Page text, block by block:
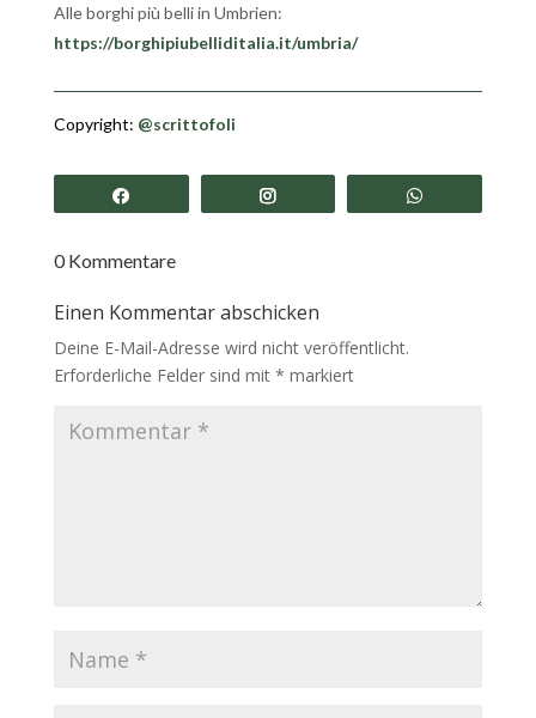
Alle borghi più belli in Umbrien:
https://borghipiubelliditalia.it/umbria/
Copyright: @scrittofoli
0 Kommentare
Einen Kommentar abschicken
Deine E-Mail-Adresse wird nicht veröffentlicht.
Erforderliche Felder sind mit * markiert